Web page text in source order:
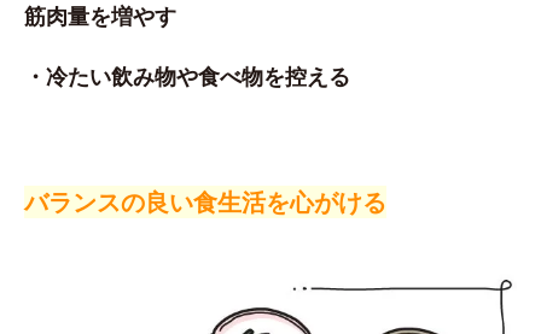
筋肉量を増やす
・冷たい飲み物や食べ物を控える
バランスの良い食生活を心がける